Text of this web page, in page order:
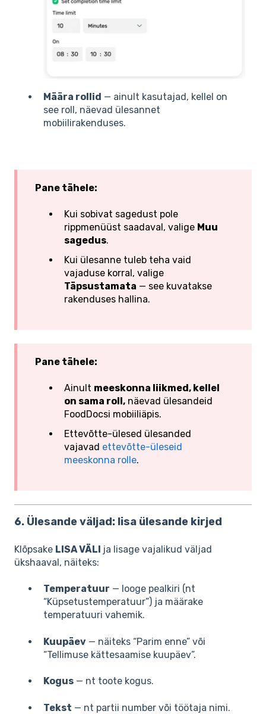
Määra rollid — ainult kasutajad, kellel on
see roll, näevad ülesannet
mobiilirakenduses.
Pane tähele:
Kui sobivat sagedust pole
rippmenüüst saadaval, valige Muu
sagedus.
Kui ülesanne tuleb teha vaid
vajaduse korral, valige
Täpsustamata — see kuvatakse
rakenduses hallina.
Pane tähele:
Ainult meeskonna liikmed, kellel
on sama roll, näevad ülesandeid
FoodDocsi mobiiliäpis.
Ettevõtte-ülesed ülesanded
vajavad ettevõtte-üleseid
meeskonna rolle.
6. Ülesande väljad: lisa ülesande kirjed
Klõpsake LISA VÄLI ja lisage vajalikud väljad
ükshaaval, näiteks:
Temperatuur — looge pealkiri (nt
“Küpsetustemperatuur”) ja määrake
temperatuuri vahemik.
Kuupäev — näiteks “Parim enne” või
“Tellimuse kättesaamise kuupäev”.
Kogus — nt toote kogus.
Tekst — nt partii number või töötaja nimi.